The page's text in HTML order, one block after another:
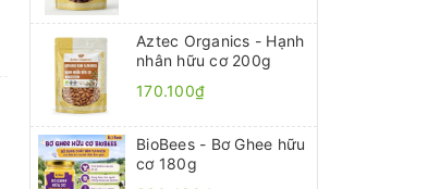
Aztec Organics - Hạnh
nhân hữu cơ 200g
170.100₫
BioBees - Bơ Ghee hữu
cơ 180g